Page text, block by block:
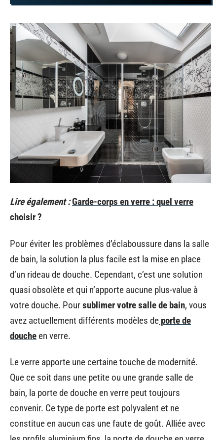
Lire également :Garde-corps en verre : quel verre
choisir ?
Pour éviter les problèmes d’éclaboussure dans la salle
de bain, la solution la plus facile est la mise en place
d’un rideau de douche. Cependant, c’est une solution
quasi obsolète et qui n’apporte aucune plus-value à
votre douche. Poursublimer votre salle de bain, vous
avez actuellement différents modèles de porte de
douche en verre.
Le verre apporte une certaine touche de modernité.
Que ce soit dans une petite ou une grande salle de
bain, la porte de douche en verre peut toujours
convenir. Ce type de porte est polyvalent et ne
constitue en aucun cas une faute de goût. Alliée avec